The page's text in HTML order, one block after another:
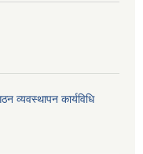
व्यवस्थापन कार्यविधि